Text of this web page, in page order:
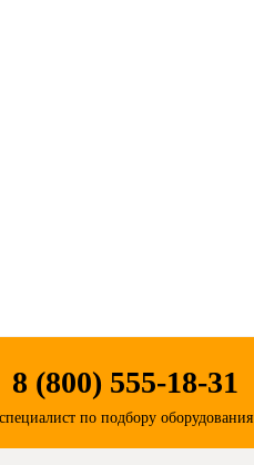
8 (800) 555-18-31
специалист по подбору оборудования